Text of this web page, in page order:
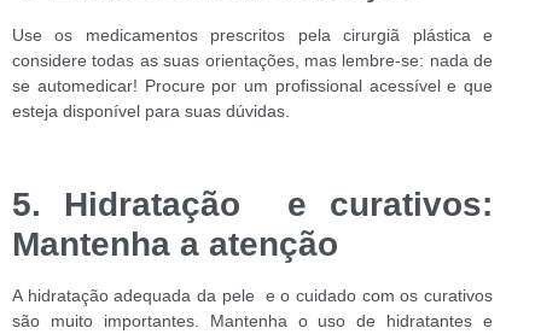
Use os medicamentos prescritos pela cirurgiã plástica e
considere todas as suas orientações, mas lembre-se: nada de
se automedicar! Procure por um profissional acessível e que
esteja disponível para suas dúvidas.
5. Hidratação e curativos:
Mantenha a atenção
A hidratação adequada da pele e o cuidado com os curativos
são muito importantes. Mantenha o uso de hidratantes e